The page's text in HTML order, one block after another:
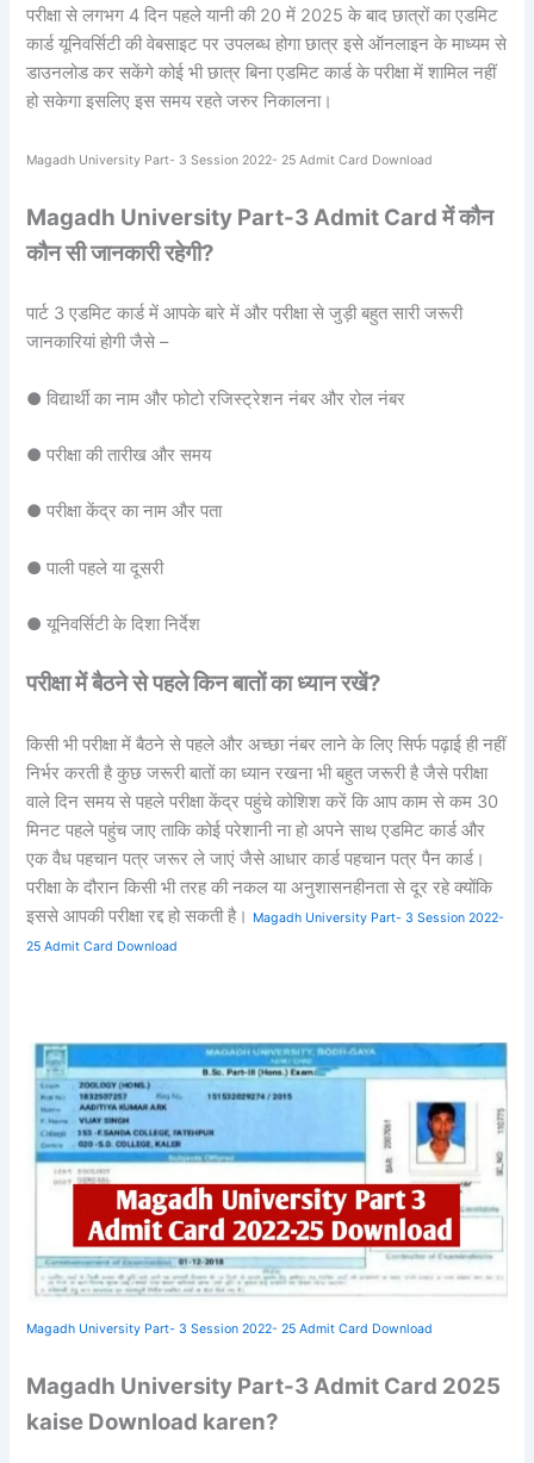
परीक्षा से लगभग 4 दिन पहले यानी की 20 में 2025 के बाद छात्रों का एडमिट
कार्ड यूनिवर्सिटी की वेबसाइट पर उपलब्ध होगा छात्र इसे ऑनलाइन के माध्यम से
डाउनलोड कर सकेंगे कोई भी छात्र बिना एडमिट कार्ड के परीक्षा में शामिल नहीं
हो सकेगा इसलिए इस समय रहते जरुर निकालना।
Magadh University Part- 3 Session 2022- 25 Admit Card Download
Magadh University Part-3 Admit Card में कौन
कौन सी जानकारी रहेगी?
पार्ट 3 एडमिट कार्ड में आपके बारे में और परीक्षा से जुड़ी बहुत सारी जरूरी
जानकारियां होगी जैसे –
● विद्यार्थी का नाम और फोटो रजिस्ट्रेशन नंबर और रोल नंबर
● परीक्षा की तारीख और समय
● परीक्षा केंद्र का नाम और पता
● पाली पहले या दूसरी
● यूनिवर्सिटी के दिशा निर्देश
परीक्षा में बैठने से पहले किन बातों का ध्यान रखें?
किसी भी परीक्षा में बैठने से पहले और अच्छा नंबर लाने के लिए सिर्फ पढ़ाई ही नहीं
निर्भर करती है कुछ जरूरी बातों का ध्यान रखना भी बहुत जरूरी है जैसे परीक्षा
वाले दिन समय से पहले परीक्षा केंद्र पहुंचे कोशिश करें कि आप काम से कम 30
मिनट पहले पहुंच जाए ताकि कोई परेशानी ना हो अपने साथ एडमिट कार्ड और
एक वैध पहचान पत्र जरूर ले जाएं जैसे आधार कार्ड पहचान पत्र पैन कार्ड।
परीक्षा के दौरान किसी भी तरह की नकल या अनुशासनहीनता से दूर रहे क्योंकि
इससे आपकी परीक्षा रद्द हो सकती है।
Magadh University Part- 3 Session 2022-
25 Admit Card Download
Magadh University Part- 3 Session 2022- 25 Admit Card Download
Magadh University Part-3 Admit Card 2025
kaise Download karen?